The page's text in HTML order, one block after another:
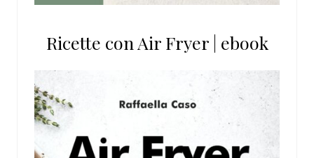
Ricette con Air Fryer | ebook